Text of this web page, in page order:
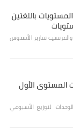
باللغتين
تقارير الأسدوس
المستوى الأول
التوزيع الأسبوعي